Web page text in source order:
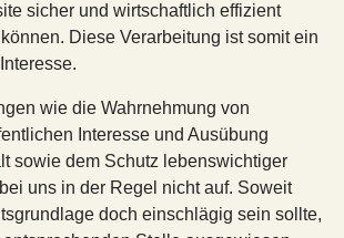
sicher und wirtschaftlich effizient
Diese Verarbeitung ist somit ein
wie die Wahrnehmung von
Interesse und Ausübung
sowie dem Schutz lebenswichtiger
uns in der Regel nicht auf. Soweit
doch einschlägig sein sollte,